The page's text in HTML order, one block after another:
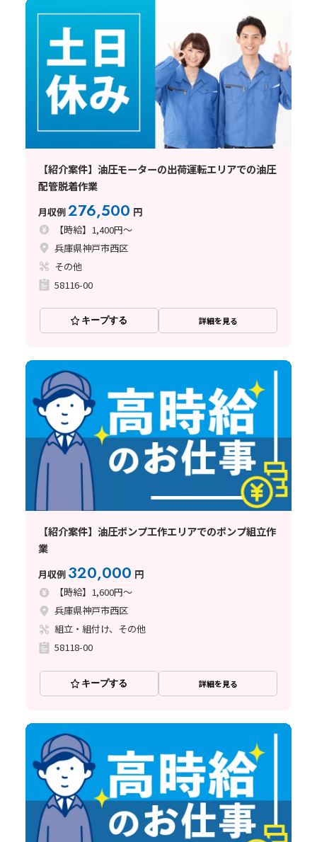
【紹介案件】油圧モーターの出荷運転エリアでの油圧
配管脱着作業
月収例276,500 円
【時給】1,400円～
兵庫県神戸市西区
その他
58116-00
キープする 詳細を見る
【紹介案件】油圧ポンプ工作エリアでのポンプ組立作
業
月収例 320,000 円
【時給】1,600円～
兵庫県神戸市西区
組立・組付け、その他
58118-00
キープする 詳細を見る